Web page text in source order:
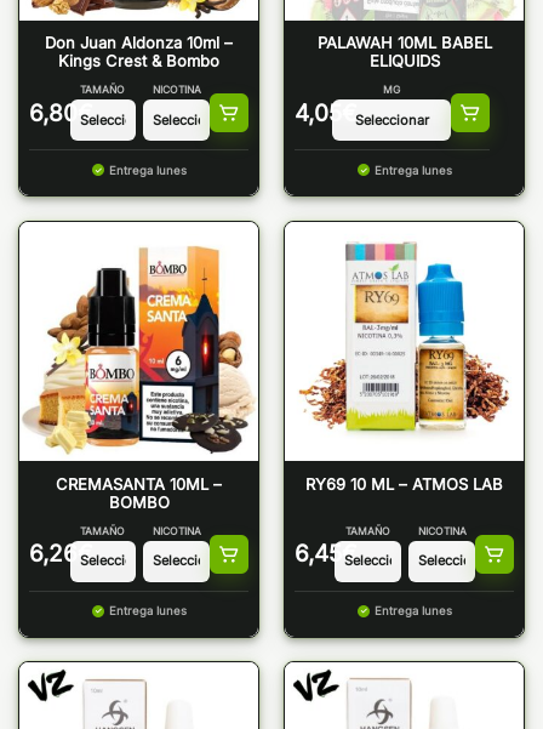
Don Juan Aldonza 10ml –
Kings Crest & Bombo
6,80 €
TAMAÑO NICOTINA
Entrega lunes
PALAWAH 10ML BABEL
ELIQUIDS
4,05 €
MG
Entrega lunes
CREMASANTA 10ML –
BOMBO
6,26 €
TAMAÑO NICOTINA
Entrega lunes
RY69 10 ML – ATMOS LAB
6,45 €
TAMAÑO NICOTINA
Entrega lunes